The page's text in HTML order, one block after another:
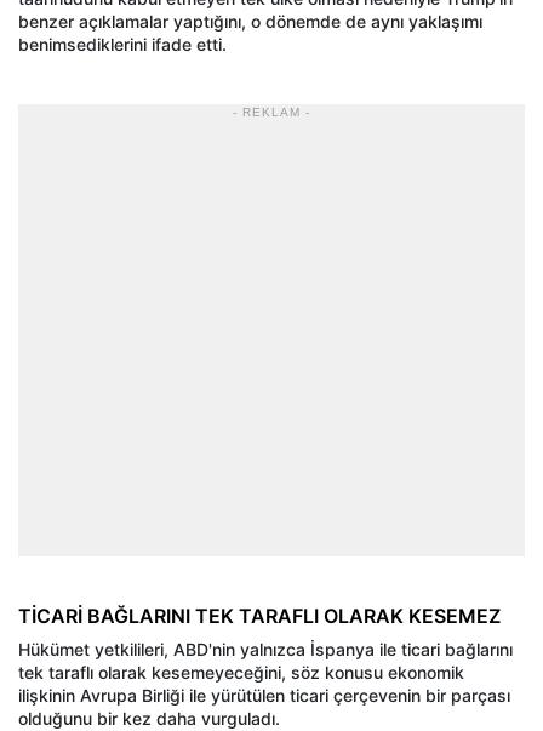
benzer açıklamalar yaptığını, o dönemde de aynı yaklaşımı
benimsediklerini ifade etti.
- REKLAM -
TİCARİ BAĞLARINI TEK TARAFLI OLARAK KESEMEZ
Hükümet yetkilileri, ABD'nin yalnızca İspanya ile ticari bağlarını
tek taraflı olarak kesemeyeceğini, söz konusu ekonomik
ilişkinin Avrupa Birliği ile yürütülen ticari çerçevenin bir parçası
olduğunu bir kez daha vurguladı.